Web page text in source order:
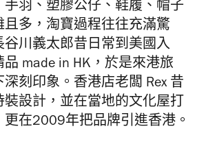
手羽、塑膠公仔、鞋履、帽子
且多，淘寶過程往往充滿驚
谷川義太郎昔日常到美國入
made in HK，於是來港旅
刻印象。香港店老闆 Rex 昔
裝設計 ，並在當地的文化屋打
更在2009年把品牌引進香港。